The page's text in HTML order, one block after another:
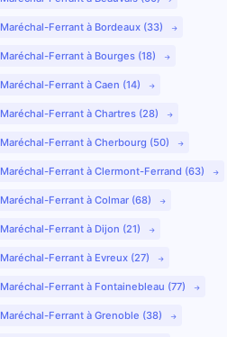
Maréchal-Ferrant à Bordeaux (33)
Maréchal-Ferrant à Bourges (18)
Maréchal-Ferrant à Caen (14)
Maréchal-Ferrant à Chartres (28)
Maréchal-Ferrant à Cherbourg (50)
Maréchal-Ferrant à Clermont-Ferrand (63)
Maréchal-Ferrant à Colmar (68)
Maréchal-Ferrant à Dijon (21)
Maréchal-Ferrant à Evreux (27)
Maréchal-Ferrant à Fontainebleau (77)
Maréchal-Ferrant à Grenoble (38)